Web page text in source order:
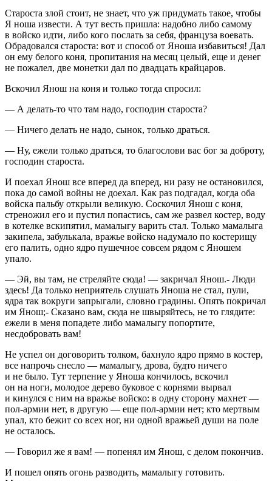
Староста злой стоит, не знает, что уж придумать такое, чтобы
Я ноша извести. А тут весть пришла: надобно либо самому
в войско идти, либо кого послать за себя, француза воевать.
Обрадовался староста: вот и способ от Яноша избавиться! Дал
он ему белого коня, пропитания на месяц целый, еще и денег
не пожалел, две монетки дал по двадцать крайцаров.
Вскочил Янош на коня и только тогда спросил:
— А делать-то что там надо, господин староста?
— Ничего делать не надо, сынок, только драться.
— Ну, ежели только драться, то благослови вас бог за доброту,
господин староста.
И поехал Янош все вперед да вперед, ни разу не остановился,
пока до самой войны не доехал. Как раз подгадал, когда оба
войска пальбу открыли великую. Соскочил Янош с коня,
стреножил его и пустил попастись, сам же развел костер, воду
в котелке вскипятил, мамалыгу варить стал. Только мамалыга
закипела, забулькала, вражье войско надумало по костерищу
его палить, одно ядро пушечное совсем рядом с Яношем
упало.
— Эй, вы там, не стреляйте сюда! — закричал Янош.- Люди
здесь! Да только неприятель слушать Яноша не стал, пули,
ядра так вокруги запрыгали, словно градины. Опять покричал
им Янош;- Сказано вам, сюда не швыряйтесь, не то глядите:
ежели в меня попадете либо мамалыгу попортите,
несдобровать вам!
Не успел он договорить толком, бахнуло ядро прямо в костер,
все напрочь снесло — мамалыгу, дрова, будто ничего
и не было. Тут терпение у Яноша кончилось, вскочил
он на ноги, молодое дерево буковое с корнями вырвал
и кинулся с ним на вражье войско: в одну сторону махнет —
пол-армии нет, в другую — еще пол-армии нет; кто мертвым
упал, кто бежит со всех ног, ни одной вражьей души на поле
не осталось.
— Говорил же я вам! — попенял им Янош, с делом покончив.
И пошел опять огонь разводить, мамалыгу готовить.